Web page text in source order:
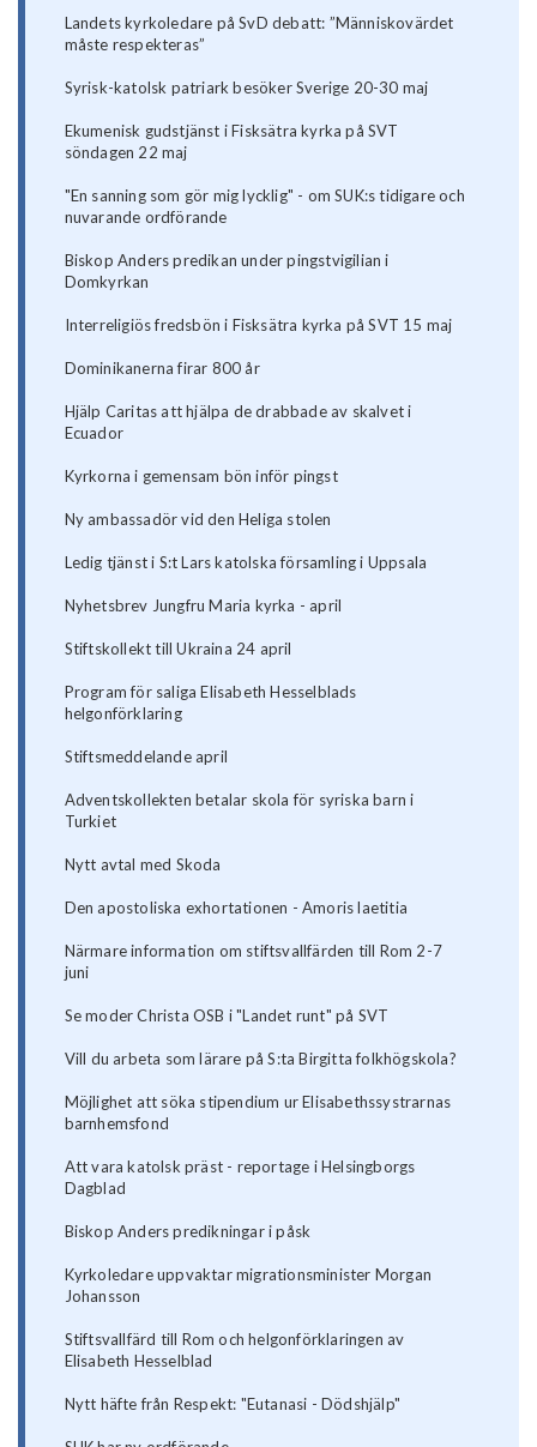
Landets kyrkoledare på SvD debatt: ”Människovärdet
måste respekteras”
Syrisk-katolsk patriark besöker Sverige 20-30 maj
Ekumenisk gudstjänst i Fisksätra kyrka på SVT
söndagen 22 maj
"En sanning som gör mig lycklig" - om SUK:s tidigare och
nuvarande ordförande
Biskop Anders predikan under pingstvigilian i
Domkyrkan
Interreligiös fredsbön i Fisksätra kyrka på SVT 15 maj
Dominikanerna firar 800 år
Hjälp Caritas att hjälpa de drabbade av skalvet i
Ecuador
Kyrkorna i gemensam bön inför pingst
Ny ambassadör vid den Heliga stolen
Ledig tjänst i S:t Lars katolska församling i Uppsala
Nyhetsbrev Jungfru Maria kyrka - april
Stiftskollekt till Ukraina 24 april
Program för saliga Elisabeth Hesselblads
helgonförklaring
Stiftsmeddelande april
Adventskollekten betalar skola för syriska barn i
Turkiet
Nytt avtal med Skoda
Den apostoliska exhortationen - Amoris laetitia
Närmare information om stiftsvallfärden till Rom 2-7
juni
Se moder Christa OSB i "Landet runt" på SVT
Vill du arbeta som lärare på S:ta Birgitta folkhögskola?
Möjlighet att söka stipendium ur Elisabethssystrarnas
barnhemsfond
Att vara katolsk präst - reportage i Helsingborgs
Dagblad
Biskop Anders predikningar i påsk
Kyrkoledare uppvaktar migrationsminister Morgan
Johansson
Stiftsvallfärd till Rom och helgonförklaringen av
Elisabeth Hesselblad
Nytt häfte från Respekt: "Eutanasi - Dödshjälp"